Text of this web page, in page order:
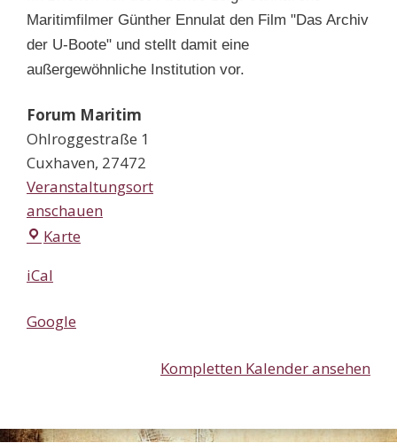
Maritimfilmer Günther Ennulat den Film "Das Archiv
der U-Boote" und stellt damit eine
außergewöhnliche Institution vor.
Forum Maritim
Ohlroggestraße 1
Cuxhaven, 27472
Veranstaltungsort
anschauen
Karte
iCal
Google
Kompletten Kalender ansehen